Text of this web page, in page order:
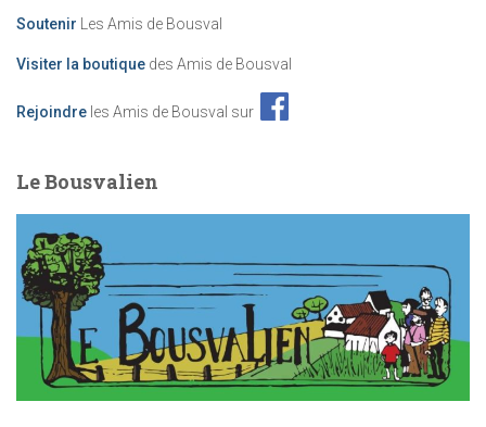
Soutenir Les Amis de Bousval
Visiter la boutique des Amis de Bousval
Rejoindre les Amis de Bousval sur
Le Bousvalien